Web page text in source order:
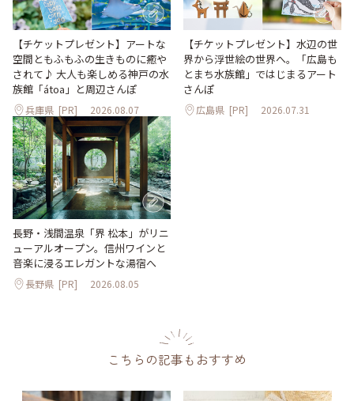
【チケットプレゼント】アートな
空間ともふもふの生きものに癒や
されて♪ 大人も楽しめる神戸の水
族館「átoa」と周辺さんぽ
兵庫県 [PR] 2026.08.07
【チケットプレゼント】水辺の世
界から浮世絵の世界へ。「広島も
とまち水族館」ではじまるアート
さんぽ
広島県 [PR] 2026.07.31
長野・浅間温泉「界 松本」がリニ
ューアルオープン。信州ワインと
音楽に浸るエレガントな湯宿へ
長野県 [PR] 2026.08.05
こちらの記事もおすすめ